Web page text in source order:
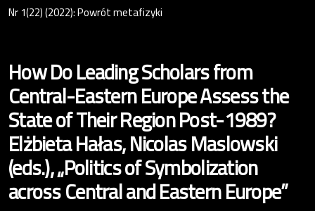
Nr 1(22) (2022): Powrót metafizyki
How Do Leading Scholars from
Central-Eastern Europe Assess the
State of Their Region Post-1989?
Elżbieta Hałas, Nicolas Maslowski
(eds.), „Politics of Symbolization
across Central and Eastern Europe”